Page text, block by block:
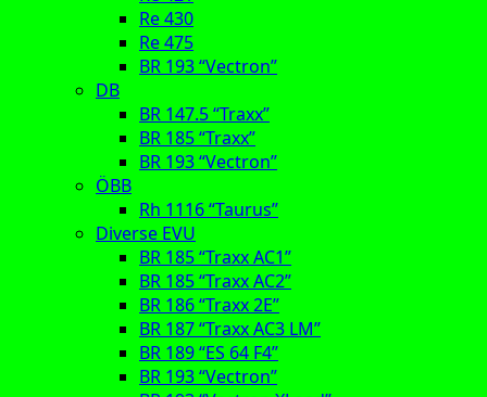
Re 430
Re 475
BR 193 “Vectron”
DB
BR 147.5 “Traxx”
BR 185 “Traxx”
BR 193 “Vectron”
ÖBB
Rh 1116 “Taurus”
Diverse EVU
BR 185 “Traxx AC1”
BR 185 “Traxx AC2”
BR 186 “Traxx 2E”
BR 187 “Traxx AC3 LM”
BR 189 “ES 64 F4”
BR 193 “Vectron”